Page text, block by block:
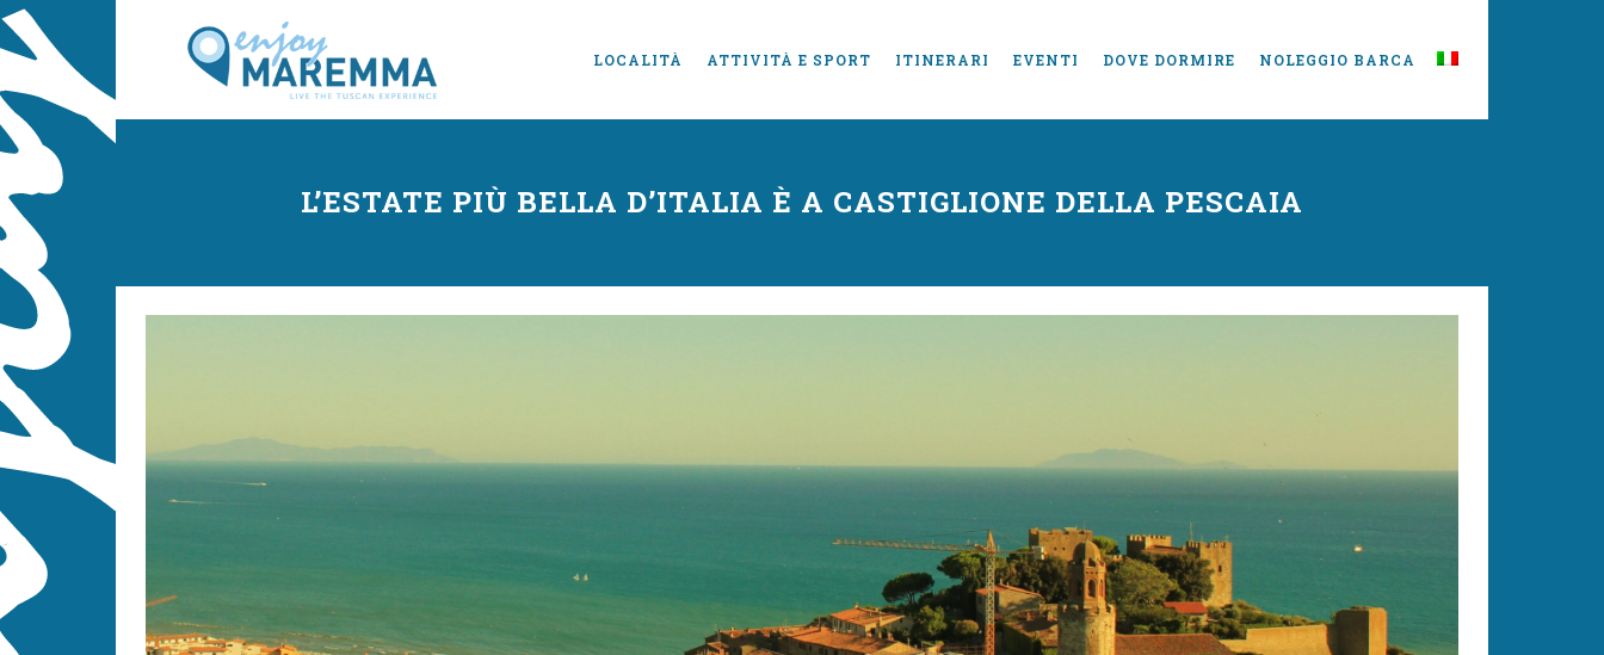
LOCALITÀ ATTIVITÀ E SPORT ITINERARI EVENTI DOVE DORMIRE NOLEGGIO BARCA
L’ESTATE PIÙ BELLA D’ITALIA È A CASTIGLIONE DELLA PESCAIA